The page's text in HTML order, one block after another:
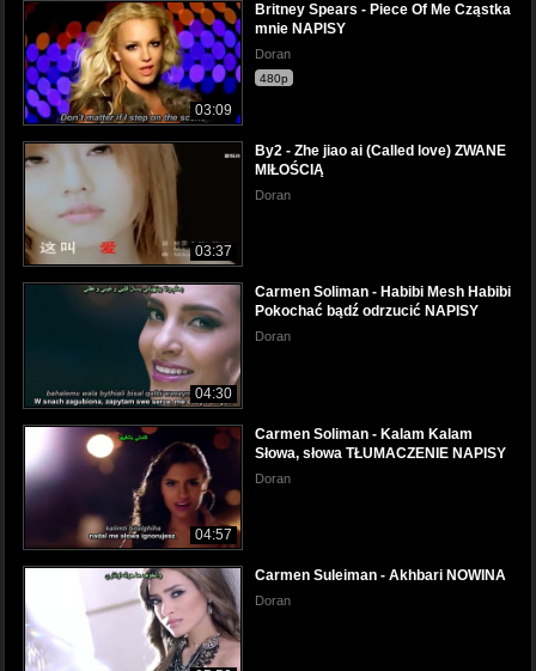
03:09
Britney Spears - Piece Of Me Cząstka
mnie NAPISY
Doran
480p
03:37
By2 - Zhe jiao ai (Called love) ZWANE
MIŁOŚCIĄ
Doran
04:30
Carmen Soliman - Habibi Mesh Habibi
Pokochać bądź odrzucić NAPISY
Doran
04:57
Carmen Soliman - Kalam Kalam
Słowa, słowa TŁUMACZENIE NAPISY
Doran
Carmen Suleiman - Akhbari NOWINA
Doran